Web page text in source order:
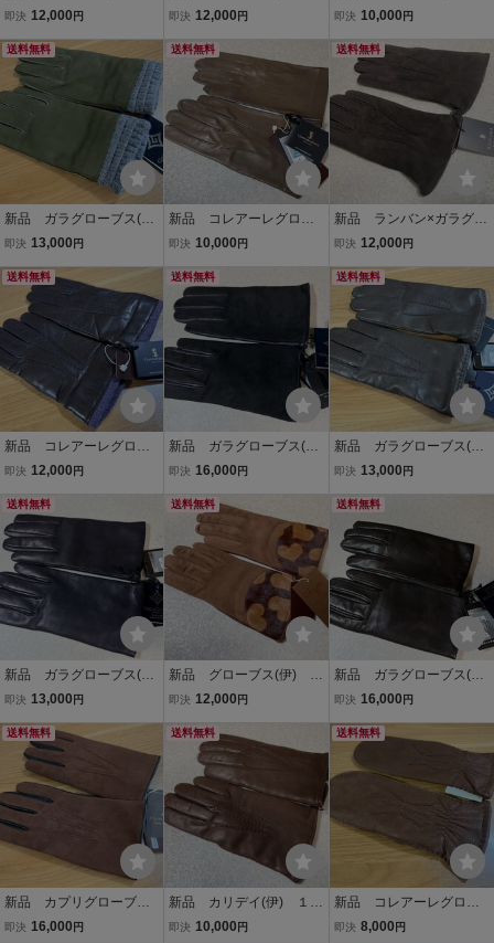
ブス(伊) メンズグロー
スエード×ラムナッパ 内
張カシミア100 定価２．
８万円
即決 12,000 円
ブス(伊) メンズグロー
ラムナッパ 内張カシミ
ア１００％ 定価２．６
即決 12,000 円
ブス(伊) ナポリのメンズ
ｍ モカ色ラムナッパ
ノーライニング 定価
２．２万円
即決 10,000 円
送料無料
新品 ガラグローブス(伊)
グローブ/手袋８/２３ｃ
（カーキ×グレー） 内張
カシミア１００％ 定価
２．８万円
即決 13,000 円
送料無料
新品 コレアーレグロー
ブス(伊) ナポリのメンズ
モカ色ラムナッパ ノー
ライニング スマホ対
応 定価２．２万円
即決 10,000 円
送料無料
新品 ランバン×ガラグロ
ーブス(仏／伊) メンズグ
ｃｍ茶ラムスエードｘラ
ムナッパ イタリア製
定価２．６万円
即決 12,000 円
送料無料
新品 コレアーレグロー
ブス(伊) メンズグロー
ラムナッパ 内張カシミ
ア100% パプルのステッ
チ色 定価２．６万円
即決 12,000 円
送料無料
新品 ガラグローブス(伊)
グローブ/手袋８/２３ｃ
ック×ラムナッパ（黒×
紺）カシミア100%内張
定価３．７万円
即決 16,000 円
送料無料
新品 ガラグローブス(伊)
グローブ/手袋８/２３ｃ
応羊革（トルトラ×茶）３
者混ライニング 定価
３．１万円
即決 13,000 円
送料無料
新品 ガラグローブス(伊)
グローブ/手袋８Ｈ/２４
ホ対応：紺）カシミア10
0％ライニング 定価３．
２万円
即決 13,000 円
送料無料
新品 グローブス(伊) レ
ディスグローブ/手袋 ７/
ド/ハラコ素材 スマホ対
応 定価２．６万円
即決 12,000 円
送料無料
新品 ガラグローブス(伊)
グローブ/手袋８Ｈ/２４
ホ対応：黒）ラビットフ
ァーライニング 定価
３．７万円
即決 16,000 円
送料無料
新品 カプリグローブス
(伊) メンズグローブ/手
即決 16,000 円
送料無料
新品 カリデイ(伊) １８
６０年ナポリに創業老舗
即決 10,000 円
送料無料
新品 コレアーレグロー
ブス(伊) ミトン型レディ
即決 8,000 円